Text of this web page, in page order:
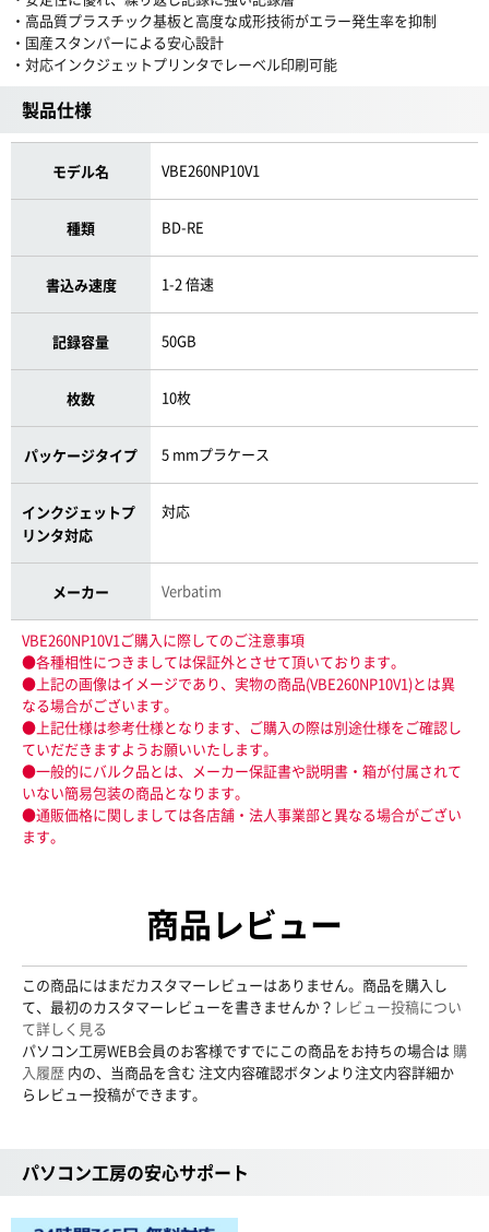
・高品質プラスチック基板と高度な成形技術がエラー発生率を抑制
・国産スタンパーによる安心設計
・対応インクジェットプリンタでレーベル印刷可能
製品仕様
モデル名 VBE260NP10V1
種類 BD-RE
書込み速度 1-2 倍速
記録容量 50GB
枚数 10枚
パッケージタイプ 5 mmプラケース
インクジェットプ
リンタ対応
対応
メーカー Verbatim
VBE260NP10V1ご購入に際してのご注意事項
●各種相性につきましては保証外とさせて頂いております。
●上記の画像はイメージであり、実物の商品(VBE260NP10V1)とは異
なる場合がございます。
●上記仕様は参考仕様となります、ご購入の際は別途仕様をご確認し
ていだだきますようお願いいたします。
●一般的にバルク品とは、メーカー保証書や説明書・箱が付属されて
いない簡易包装の商品となります。
●通販価格に関しましては各店舗・法人事業部と異なる場合がござい
ます。
商品レビュー
この商品にはまだカスタマーレビューはありません。商品を購入し
て、最初のカスタマーレビューを書きませんか？ レビュー投稿につい
て詳しく見る
パソコン工房WEB会員のお客様ですでにこの商品をお持ちの場合は 購
入履歴 内の、当商品を含む 注文内容確認ボタンより注文内容詳細か
らレビュー投稿ができます。
パソコン工房の安心サポート